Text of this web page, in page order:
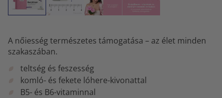
A nőiesség természetes támogatása – az élet minden
szakaszában.
teltség és feszesség
komló- és fekete lóhere-kivonattal
B5- és B6-vitaminnal